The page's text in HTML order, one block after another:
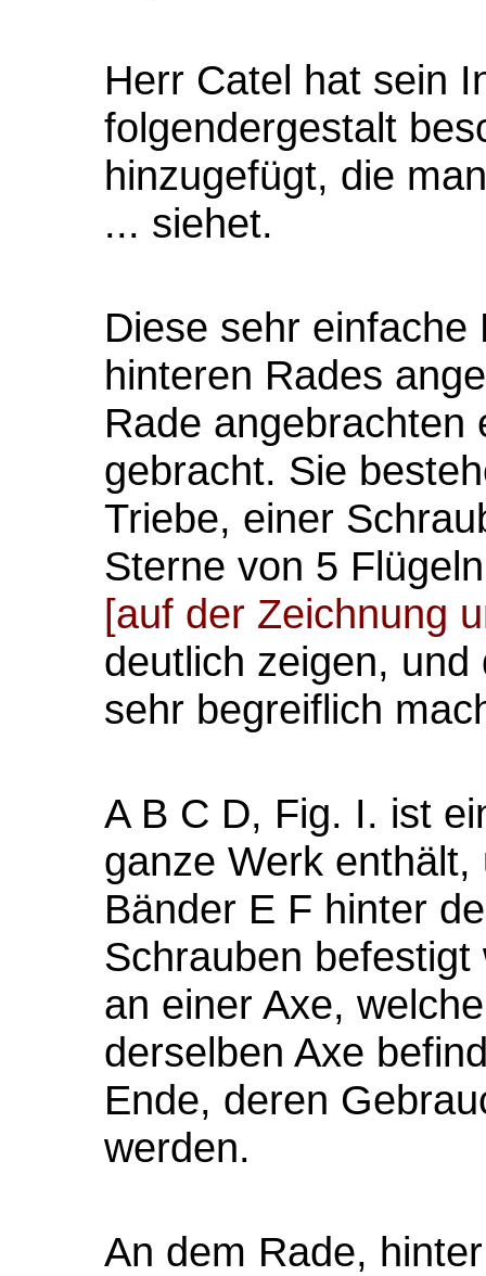
Herr Catel hat sein
folgendergestalt
hinzugefügt, die
... siehet.
Diese sehr
hinteren Rades
Rade angebrachten
gebracht. Sie
Triebe, einer
Sterne von 5
[auf der Zeichnung
deutlich zeigen,
sehr begreiflich
A B C D, Fig. I. ist
ganze Werk
Bänder E F hinter
Schrauben
an einer Axe,
derselben Axe
Ende, deren
werden.
An dem Rade,